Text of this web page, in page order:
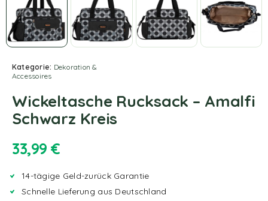
Kategorie: Dekoration &
Accessoires
Wickeltasche Rucksack – Amalfi
Schwarz Kreis
33,99 €
14-tägige Geld-zurück Garantie
Schnelle Lieferung aus Deutschland